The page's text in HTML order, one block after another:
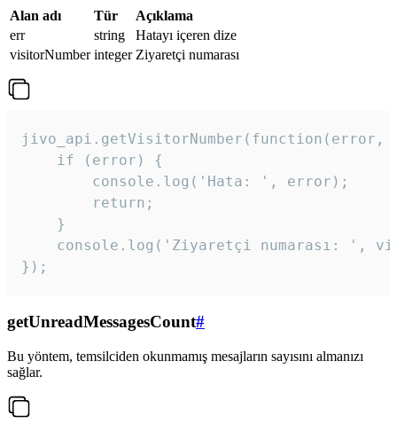
Alan adı Tür
Açıklama
err
string
Hatayı içeren dize
visitorNumber integer Ziyaretçi numarası
jivo_api.getVisitorNumber(function(error,
    if (error) {
        console.log('Hata: ', error);
        return;
    }
console.log('Ziyaretçi numarası: ',
});
getUnreadMessagesCount#
Bu yöntem, temsilciden okunmamış mesajların sayısını almanızı
sağlar.